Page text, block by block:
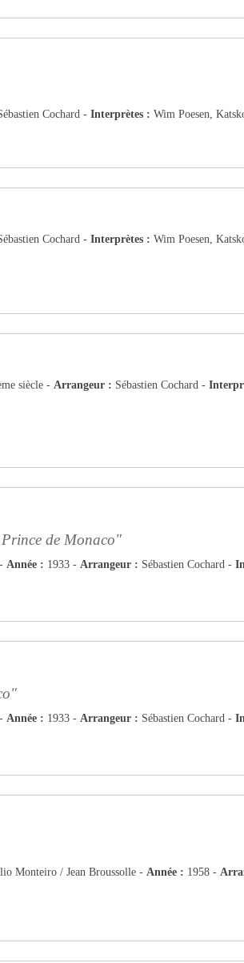
Cochard - Interprètes : Wim Poesen,
Cochard - Interprètes : Wim Poesen,
siècle - Arrangeur : Sébastien Cochard -
de Monaco"
Année : 1933 - Arrangeur : Sébastien Cochard -
Année : 1933 - Arrangeur : Sébastien Cochard -
Monteiro / Jean Broussolle - Année : 1958 -